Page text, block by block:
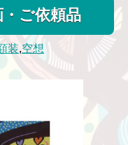
ご依頼品
装,空想